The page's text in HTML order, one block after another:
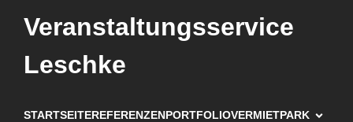
Veranstaltungsservice
Leschke
STARTSEITEREFERENZENPORTFOLIOVERMIETPARK